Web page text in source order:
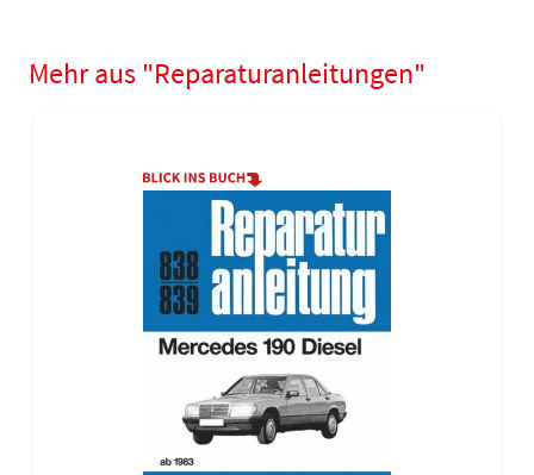
Mehr aus "Reparaturanleitungen"